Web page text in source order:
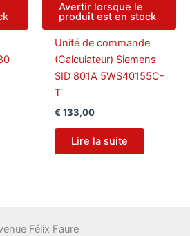
Avertir lorsque le
produit est en stock
Unité de commande
(Calculateur) Siemens
SID 801A 5WS40155C-
T
€ 133,00
Lire la suite
Félix Faure